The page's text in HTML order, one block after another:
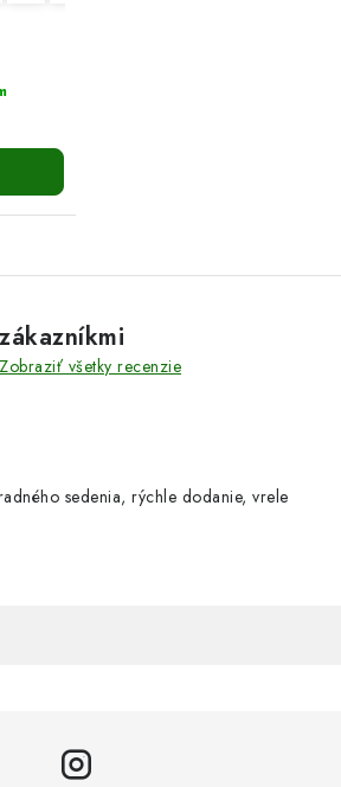
Zobraziť všetky recenzie
sedenia, rýchle dodanie, vrele